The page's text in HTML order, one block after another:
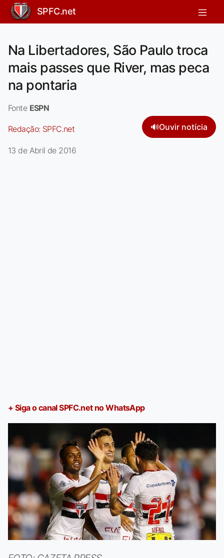
SPFC.net
Na Libertadores, São Paulo troca
mais passes que River, mas peca
na pontaria
Fonte ESPN
Redação: SPFC.net 🔊Ouvir notícia
13 de Abril de 2016
+ Siga o canal SPFC.net no WhatsApp